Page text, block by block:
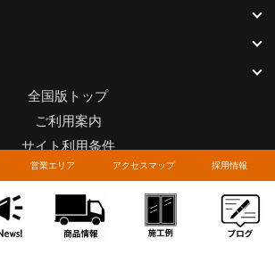
営業エリア アクセスマップ 採用情報
全国版トップ
ご利用案内
サイト利用条件
プライバシーポリシー
関連リンク
お問い合わせについて